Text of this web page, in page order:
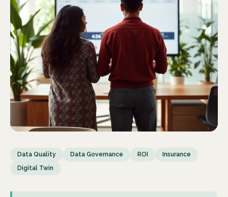
Data Quality Data Governance ROI
Insurance
Digital Twin